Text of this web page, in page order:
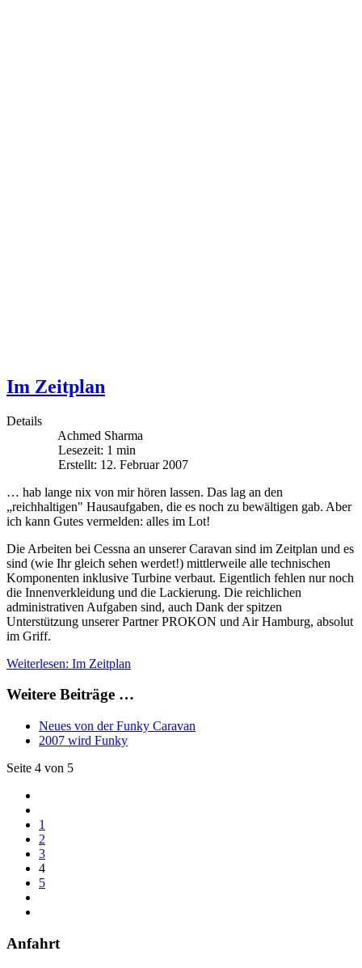
Im Zeitplan
Details
Achmed Sharma
Lesezeit: 1 min
Erstellt: 12. Februar 2007
… hab lange nix von mir hören lassen. Das lag an den
„reichhaltigen" Hausaufgaben, die es noch zu bewältigen gab. Aber
ich kann Gutes vermelden: alles im Lot!
Die Arbeiten bei Cessna an unserer Caravan sind im Zeitplan und es
sind (wie Ihr gleich sehen werdet!) mittlerweile alle technischen
Komponenten inklusive Turbine verbaut. Eigentlich fehlen nur noch
die Innenverkleidung und die Lackierung. Die reichlichen
administrativen Aufgaben sind, auch Dank der spitzen
Unterstützung unserer Partner PROKON und Air Hamburg, absolut
im Griff.
Weiterlesen: Im Zeitplan
Weitere Beiträge …
Neues von der Funky Caravan
2007 wird Funky
Seite 4 von 5
1
2
3
4
5
Anfahrt